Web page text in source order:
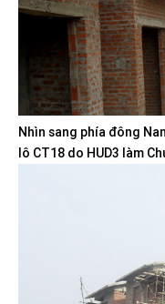
Nhìn sang phía đông
lô CT18 do HUD3 làm